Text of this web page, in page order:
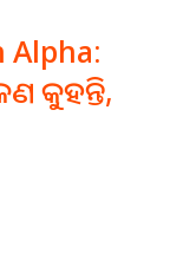
Alpha:
କୁହନ୍ତି,